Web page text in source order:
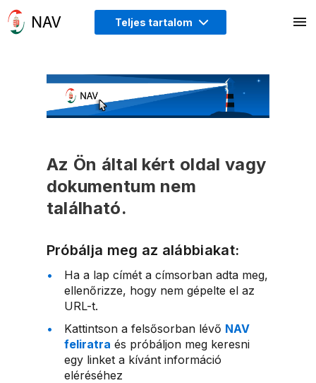
Teljes tartalom
Az Ön által kért oldal vagy
dokumentum nem
található.
Próbálja meg az alábbiakat:
Ha a lap címét a címsorban adta meg,
ellenőrizze, hogy nem gépelte el az
URL-t.
Kattintson a felsősorban lévő NAV
feliratra és próbáljon meg keresni
egy linket a kívánt információ
eléréséhez